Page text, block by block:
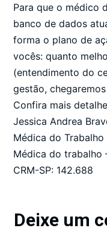
Para que o médico
banco de dados
forma o plano de
vocês: quanto
(entendimento do
gestão,
Confira mais
Jessica Andrea
Médica do
Médica do trabalho
CRM-SP: 142.688
Deixe um